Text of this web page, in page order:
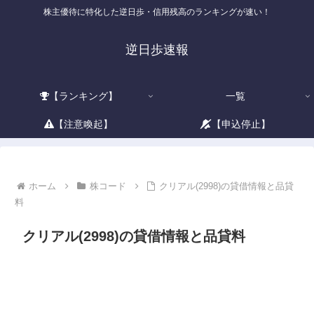
株主優待に特化した逆日歩・信用残高のランキングが速い！
逆日歩速報
【ランキング】 一覧
【注意喚起】 【申込停止】
ホーム 株コード
クリアル(2998)の貸借情報と品貸
料
クリアル(2998)の貸借情報と品貸料